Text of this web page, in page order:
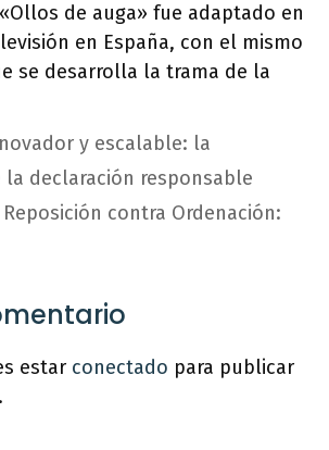
de auga» fue adaptado en
en España, con el mismo
se desarrolla la trama de la
y escalable: la
declaración responsable
contra Ordenación:
estar conectado para publicar